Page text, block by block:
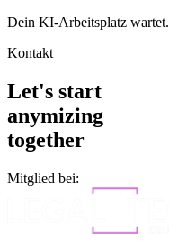
Dein KI-Arbeitsplatz wartet.
Kontakt
Let's start
anymizing
together
Mitglied bei: